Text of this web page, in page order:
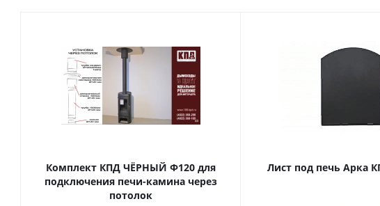
Комплект КПД ЧЁРНЫЙ Ф120 для
подключения печи-камина через
потолок
Лист под печь Арка